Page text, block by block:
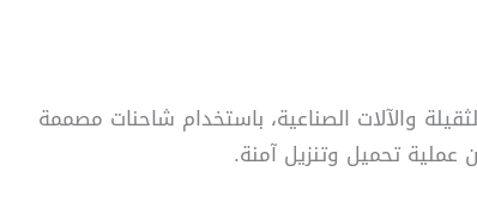
والآلات الصناعية، باستخدام شاحنات مصممة
تحميل وتنزيل آمنة.